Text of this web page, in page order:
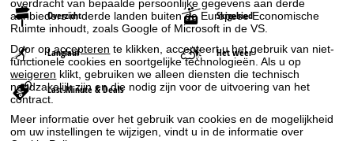
overdracht van bepaalde persoonlijke gegevens aan derde
aanbieders in derde landen buiten de Europese Economische
Ruimte inhoudt, zoals Google of Microsoft in de VS.
Door opaccepteren te klikken, accepteert u het gebruik van niet-
functionele cookies en soortgelijke technologieën. Als u op
weigeren klikt, gebruiken we alleen diensten die technisch
noodzakelijk zijn en die nodig zijn voor de uitvoering van het
contract.
Meer informatie over het gebruik van cookies en de mogelijkheid
om uw instellingen te wijzigen, vindt u in de informatie over
Overzicht Skigebied
Langlauf Het weer
Last-Minute & Deals